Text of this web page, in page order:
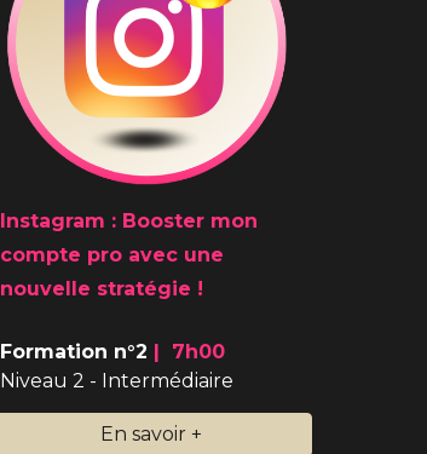
Instagram : Booster mon
compte pro avec une
nouvelle stratégie !
Formation n°2 | 7h00
Niveau 2 - Intermédiaire
En savoir +